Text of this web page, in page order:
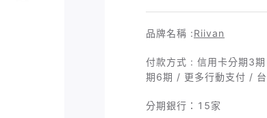
品牌名稱 :Riivan
付款方式 : 信用卡分期3
期6期 / 更多行動支付 /
分期銀行： 15家